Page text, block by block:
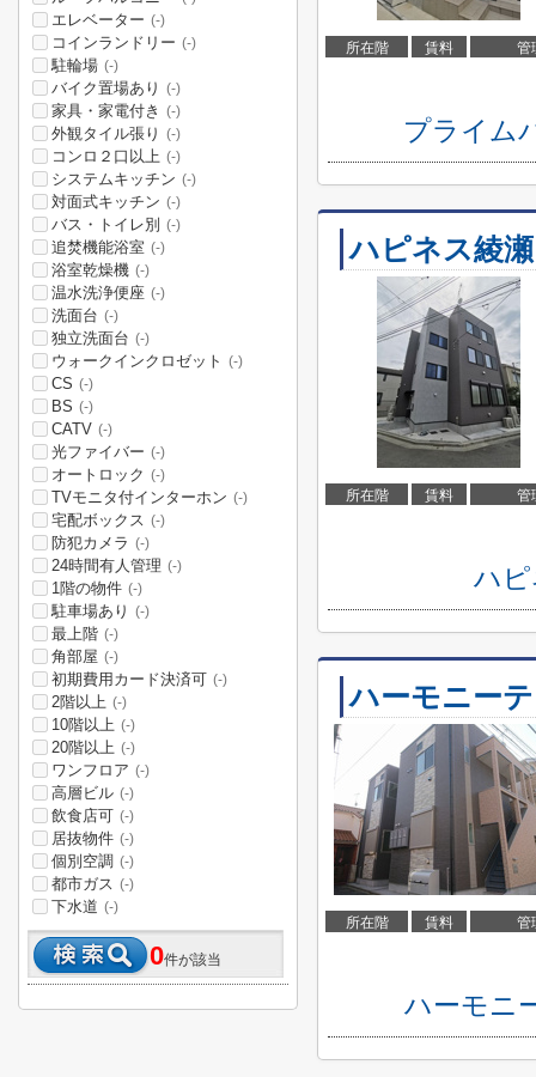
所在階 賃料 管
プライム
ハピネス綾瀬
所在階 賃料 管
ハ
ハーモニー
所在階 賃料 管
ハーモニ
エレベーター (-)
コインランドリー (-)
駐輪場 (-)
バイク置場あり (-)
家具・家電付き (-)
外観タイル張り (-)
コンロ２口以上 (-)
システムキッチン (-)
対面式キッチン (-)
バス・トイレ別 (-)
追焚機能浴室 (-)
浴室乾燥機 (-)
温水洗浄便座 (-)
洗面台 (-)
独立洗面台 (-)
ウォークインクロゼット (-)
CS (-)
BS (-)
CATV (-)
光ファイバー (-)
オートロック (-)
TVモニタ付インターホン (-)
宅配ボックス (-)
防犯カメラ (-)
24時間有人管理 (-)
1階の物件 (-)
駐車場あり (-)
最上階 (-)
角部屋 (-)
初期費用カード決済可 (-)
2階以上 (-)
10階以上 (-)
20階以上 (-)
ワンフロア (-)
高層ビル (-)
飲食店可 (-)
居抜物件 (-)
個別空調 (-)
都市ガス (-)
下水道 (-)
0件が該当